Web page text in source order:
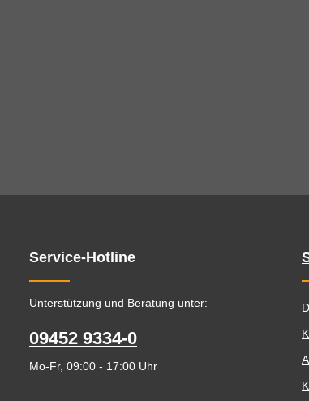
Service-Hotline
Unterstützung und Beratung unter:
09452 9334-0
Mo-Fr, 09:00 - 17:00 Uhr